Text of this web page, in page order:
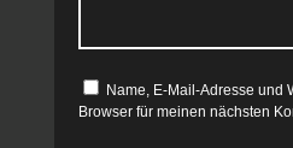
Name, E-Mail-Adresse und
Browser für meinen nächsten